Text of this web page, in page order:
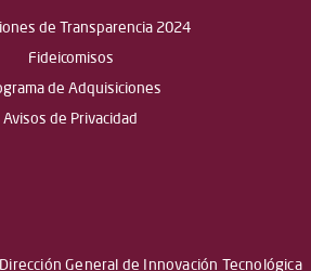
de Transparencia 2024
Fideicomisos
de Adquisiciones
Avisos de Privacidad
General de Innovación Tecnológica